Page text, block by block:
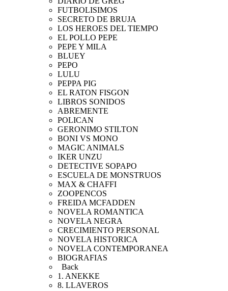
FUTBOLISIMOS
SECRETO DE BRUJA
LOS HEROES DEL TIEMPO
EL POLLO PEPE
PEPE Y MILA
BLUEY
PEPO
LULU
PEPPA PIG
EL RATON FISGON
LIBROS SONIDOS
ABREMENTE
POLICAN
GERONIMO STILTON
BONI VS MONO
MAGIC ANIMALS
IKER UNZU
DETECTIVE SOPAPO
ESCUELA DE MONSTRUOS
MAX & CHAFFI
ZOOPENCOS
FREIDA MCFADDEN
NOVELA ROMANTICA
NOVELA NEGRA
CRECIMIENTO PERSONAL
NOVELA HISTORICA
NOVELA CONTEMPORANEA
BIOGRAFIAS
Back
1. ANEKKE
8. LLAVEROS